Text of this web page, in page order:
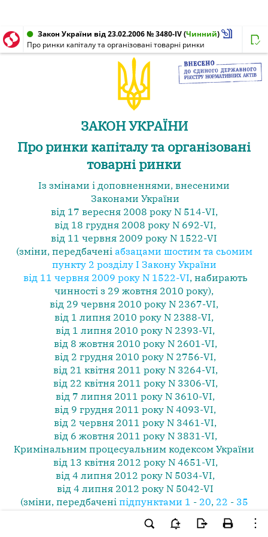
Закон України від 23.02.2006 № 3480-IV(Чинний)
Про ринки капіталу та організовані товарні ринки